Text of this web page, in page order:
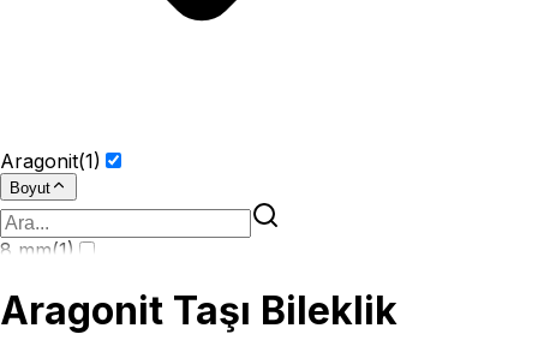
Aragonit(1)
Boyut
8 mm(1)
Aragonit Taşı Bileklik